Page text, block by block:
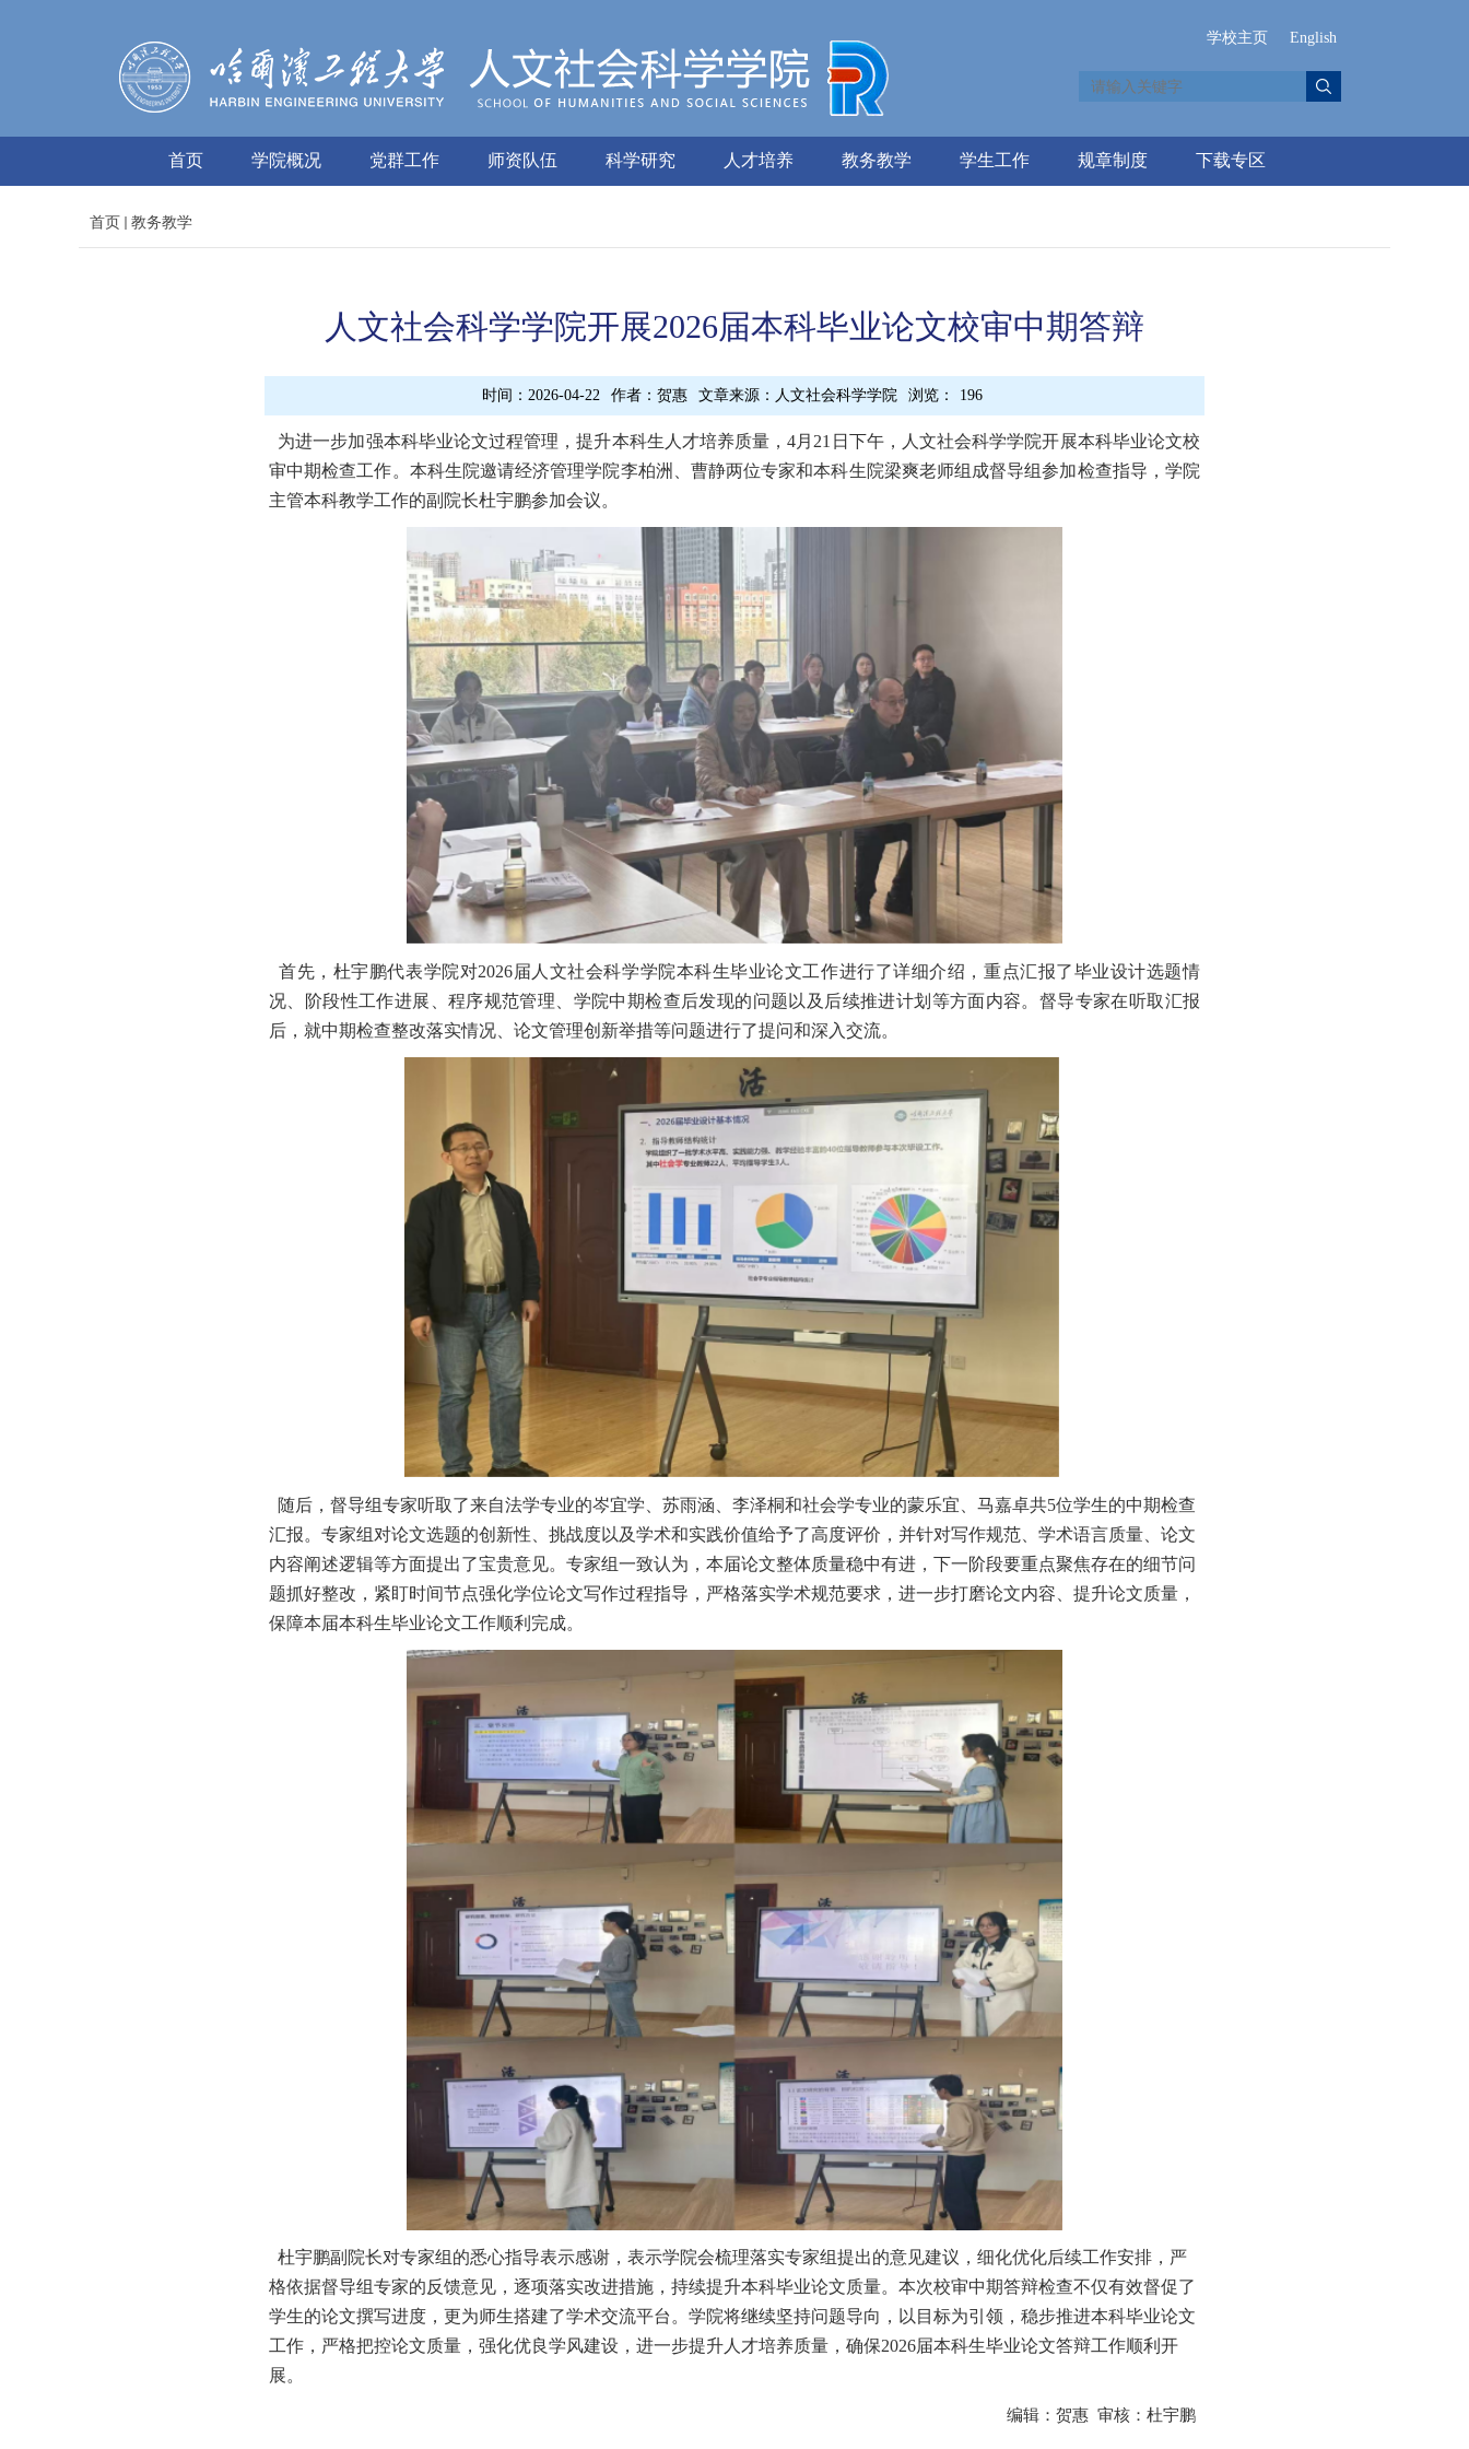
学校主页 English
首页 学院概况 党群工作 师资队伍 科学研究 人才培养 教务教学 学生工作 规章制度 下载专区
首页 教务教学
人文社会科学学院开展2026届本科毕业论文校审中期答辩
时间：2026-04-22 作者：贺惠 文章来源：人文社会科学学院 浏览： 196
为进一步加强本科毕业论文过程管理，提升本科生人才培养质量，4月 21 日下午，人文社会科学学院开展本科毕业论文校
审中期检查工作。本科生院邀请经济管理学院李柏洲、曹静两位专家和本科生院梁爽老师组成督导组参加检查指导，学院
主管本科教学工作的副院长杜宇鹏参加会议。
首先，杜宇鹏代表学院对2026届人文社会科学学院本科生毕业论文工作进行了详细介绍，重点汇报了毕业设计选题情
况、阶段性工作进展、程序规范管理、学院中期检查后发现的问题以及后续推进计划等方面内容。督导专家在听取汇报
后，就中期检查整改落实情况、论文管理创新举措等问题进行了提问和深入交流。
随后，督导组专家听取了来自法学专业的岑宜学、苏雨涵、李泽桐和社会学专业的蒙乐宜、马嘉卓共5位学生的中期检查
汇报。专家组对论文选题的创新性、挑战度以及学术和实践价值给予了高度评价，并针对写作规范、学术语言质量、论文
内容阐述逻辑等方面提出了宝贵意见。 专家组一致认为，本届论文整体质量稳中有进， 下一阶段要重点聚焦存在的细节问
题抓好整改，紧盯时间节点强化学位论文写作过程指导，严格落实学术规范要求，进一步打磨论文内容、提升论文质量，
保障本届本科生毕业论文工作顺利完成。
杜宇鹏副院长对专家组的悉心指导表示感谢，表示学院会梳理落实专家组提出的意见建议，细化优化后续工作安排，严
格依据督导组专家的反馈意见，逐项落实改进措施，持续提升本科毕业论文质量。本次校审中期答辩检查不仅有效督促了
学生的论文撰写进度，更为师生搭建了学术交流平台。学院将继续坚持问题导向，以目标为引领，稳步推进本科毕业论文
工作，严格把控论文质量，强化优良学风建设，进一步提升人才培养质量，确保2026届本科生毕业论文答辩工作顺利开
展。
编辑：贺惠 审核：杜宇鹏